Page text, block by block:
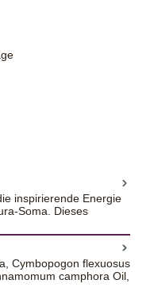
Wert ein oder benutze die
inspirierende Energie
Soma. Dieses
Cymbopogon flexuosus
camphora Oil,